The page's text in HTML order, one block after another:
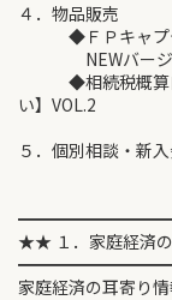
４．物品販売
◆ＦＰキャプテ
NEWバージョ
◆相続税概算自
い】VOL.2
５．個別相談・新
★★ １．家庭経
家庭経済の耳寄り